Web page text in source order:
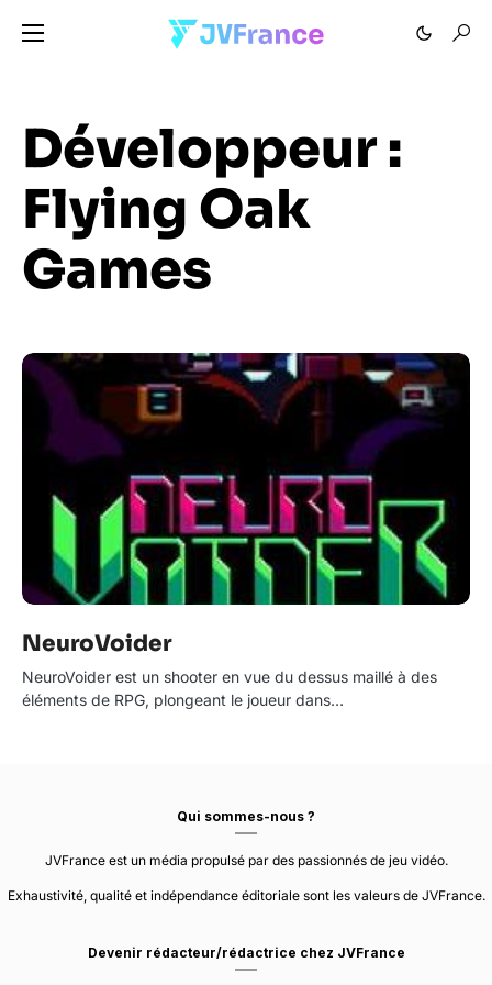
Développeur :
Flying Oak
Games
NeuroVoider
NeuroVoider est un shooter en vue du dessus maillé à des
éléments de RPG, plongeant le joueur dans…
Qui sommes-nous ?
JVFrance est un média propulsé par des passionnés de jeu vidéo.
Exhaustivité, qualité et indépendance éditoriale sont les valeurs de JVFrance.
Devenir rédacteur/rédactrice chez JVFrance